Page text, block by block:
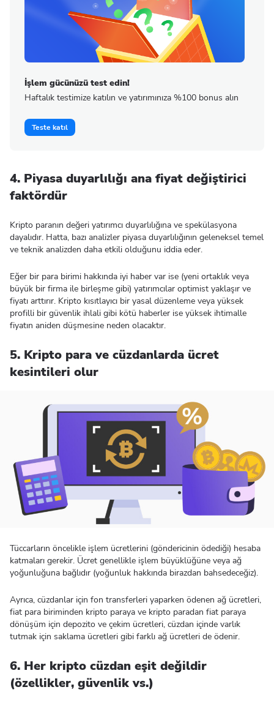
İşlem gücünüzü test edin!
Haftalık testimize katılın ve yatırımınıza %100 bonus alın
Teste katıl
4. Piyasa duyarlılığı ana fiyat değiştirici
faktördür
Kripto paranın değeri yatırımcı duyarlılığına ve spekülasyona
dayalıdır. Hatta, bazı analizler piyasa duyarlılığının geleneksel temel
ve teknik analizden daha etkili olduğunu iddia eder.
Eğer bir para birimi hakkında iyi haber var ise (yeni ortaklık veya
büyük bir firma ile birleşme gibi) yatırımcılar optimist yaklaşır ve
fiyatı arttırır. Kripto kısıtlayıcı bir yasal düzenleme veya yüksek
profilli bir güvenlik ihlali gibi kötü haberler ise yüksek ihtimalle
fiyatın aniden düşmesine neden olacaktır.
5. Kripto para ve cüzdanlarda ücret
kesintileri olur
Tüccarların öncelikle işlem ücretlerini (göndericinin ödediği) hesaba
katmaları gerekir. Ücret genellikle işlem büyüklüğüne veya ağ
yoğunluğuna bağlıdır (yoğunluk hakkında birazdan bahsedeceğiz).
Ayrıca, cüzdanlar için fon transferleri yaparken ödenen ağ ücretleri,
fiat para biriminden kripto paraya ve kripto paradan fiat paraya
dönüşüm için depozito ve çekim ücretleri, cüzdan içinde varlık
tutmak için saklama ücretleri gibi farklı ağ ücretleri de ödenir.
6. Her kripto cüzdan eşit değildir
(özellikler, güvenlik vs.)